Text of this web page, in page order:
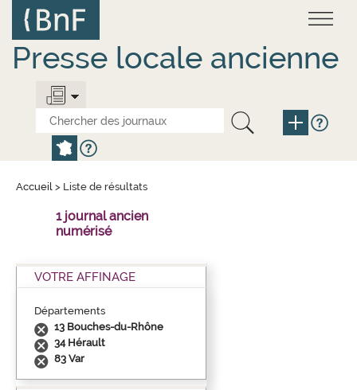
contenu
principal
Presse locale ancienne
Accueil > Liste de résultats
1 journal ancien
numérisé
VOTRE AFFINAGE
Départements
13 Bouches-du-Rhône
34 Hérault
83 Var
Panneau de gestion des cookies